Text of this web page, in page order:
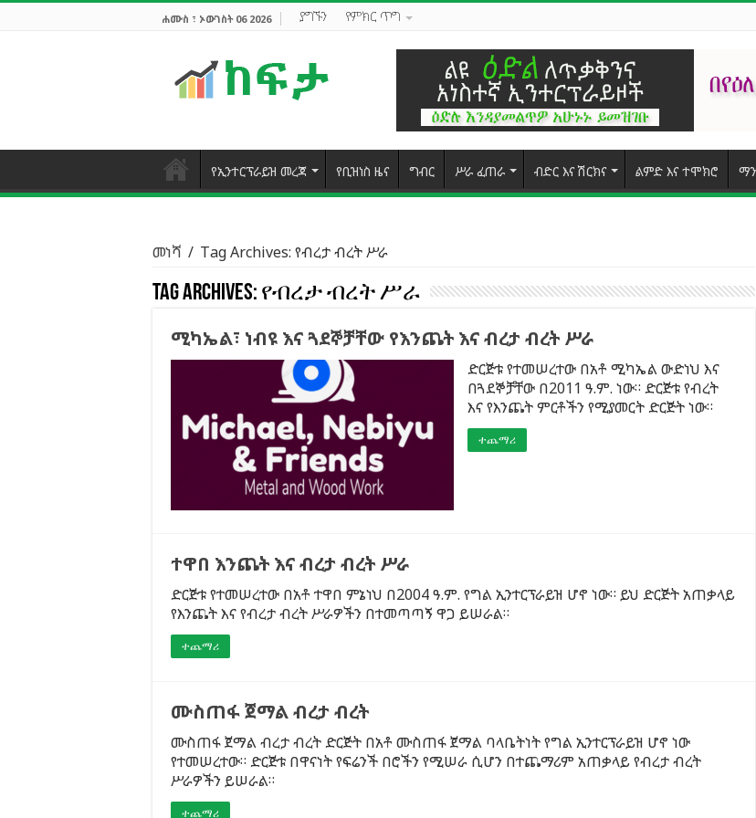
ሐሙስ ፣ ኦውገስት 06 2026 ያግኙን የምክር ጥግ
የኢንተርፕራይዝ መረጃ የቢዝነስ ዜና ግብር ሥራ ፈጠራ ብድር እና ሽርክና ልምድ እና ተሞክሮ
መነሻ / Tag Archives: የብረታ ብረት ሥራ
Tag Archives: የብረታ ብረት ሥራ
ሚካኤል፣ ነብዩ እና ጓደኞቻቸው የእንጨት እና ብረታ ብረት ሥራ
ድርጅቱ የተመሠረተው በአቶ ሚካኤል ውድነህ እና
በጓደኞቻቸው በ2011 ዓ.ም. ነው። ድርጅቱ የብረት
እና የእንጨት ምርቶችን የሚያመርት ድርጅት ነው።
ተጨማሪ
ተዋበ እንጨት እና ብረታ ብረት ሥራ
ድርጅቱ የተመሠረተው በአቶ ተዋበ ምኔነህ በ2004 ዓ.ም. የግል ኢንተርፕራይዝ ሆኖ ነው። ይህ ድርጅት አጠቃላይ
የእንጨት እና የብረታ ብረት ሥራዎችን በተመጣጣኝ ዋጋ ይሠራል።
ተጨማሪ
ሙስጠፋ ጀማል ብረታ ብረት
ሙስጠፋ ጀማል ብረታ ብረት ድርጅት በአቶ ሙስጠፋ ጀማል ባላቤትነት የግል ኢንተርፕራይዝ ሆኖ ነው
የተመሠረተው። ድርጅቱ በዋናነት የፍሬንች በሮችን የሚሠራ ሲሆን በተጨማሪም አጠቃላይ የብረታ ብረት
ሥራዎችን ይሠራል።
ተጨማሪ